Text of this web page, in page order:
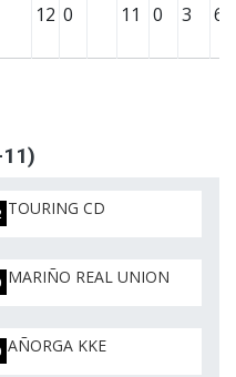
12 0 11 0 3 65
TOURING CD
MARIÑO REAL UNION
AÑORGA KKE